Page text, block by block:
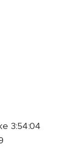
3:54:04